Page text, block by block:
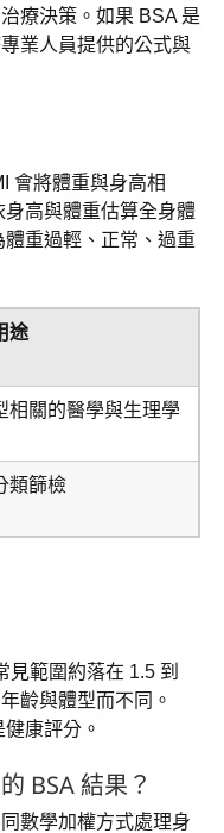
療決策。如果 BSA 是
業人員提供的公式與
會將體重與身高相
身高與體重估算全身體
重過輕、正常、過重
途
相關的醫學與生理學
類篩檢
見範圍約落在 1.5 到
齡與體型而不同。
康評分。
BSA 結果？
數學加權方式處理身